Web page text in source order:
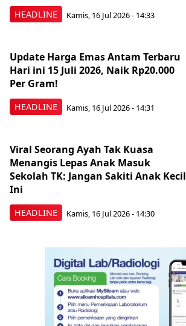
HEADLINE Kamis, 16 Jul 2026 - 14:33
HEADLINE
Update Harga Emas Antam Terbaru
Hari ini 15 Juli 2026, Naik Rp20.000
Per Gram!
Kamis, 16 Jul 2026 - 14:31
HEADLINE
Viral Seorang Ayah Tak Kuasa
Menangis Lepas Anak Masuk
Sekolah TK: Jangan Sakiti Anak Kecil
Ini
Kamis, 16 Jul 2026 - 14:30